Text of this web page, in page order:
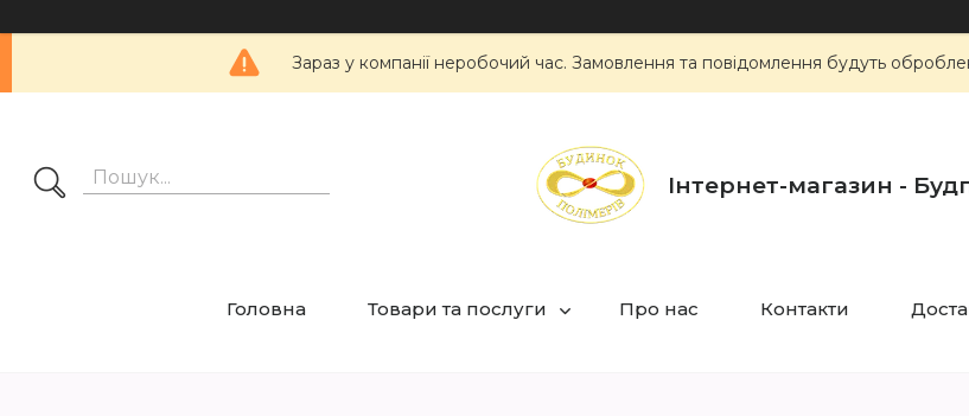
Зараз у компанії неробочий час. Замовлення та повідомлення будуть
Інтернет-магазин -
Головна Товари та послуги Про нас Контакти